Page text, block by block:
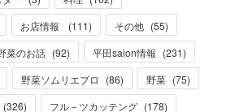
お店情報 (111) その他 (55)
菜のお話 (92) 平田salon情報 (231)
野菜ソムリエプロ (86) 野菜 (75)
(326) フル－ツカッテング (178)